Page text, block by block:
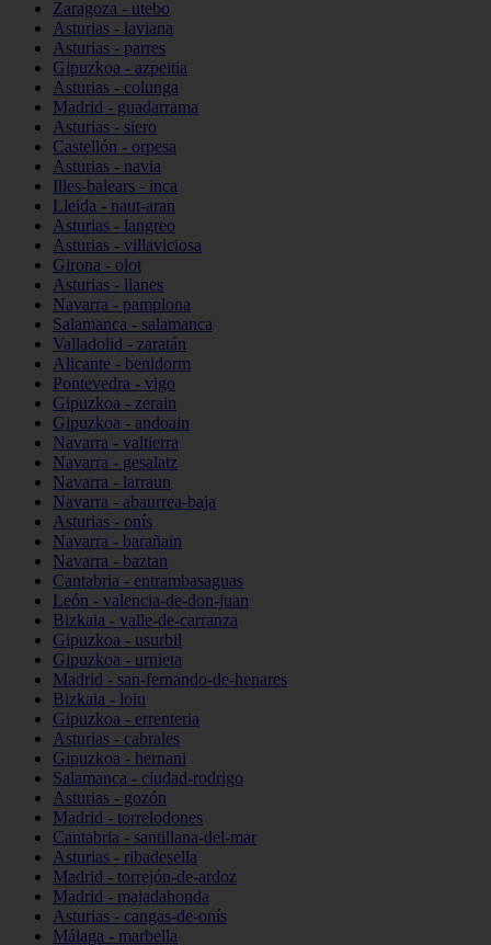
Zaragoza - utebo
Asturias - laviana
Asturias - parres
Gipuzkoa - azpeitia
Asturias - colunga
Madrid - guadarrama
Asturias - siero
Castellón - orpesa
Asturias - navia
Illes-balears - inca
Lleida - naut-aran
Asturias - langreo
Asturias - villaviciosa
Girona - olot
Asturias - llanes
Navarra - pamplona
Salamanca - salamanca
Valladolid - zaratán
Alicante - benidorm
Pontevedra - vigo
Gipuzkoa - zerain
Gipuzkoa - andoain
Navarra - valtierra
Navarra - gesalatz
Navarra - larraun
Navarra - abaurrea-baja
Asturias - onís
Navarra - barañain
Navarra - baztan
Cantabria - entrambasaguas
León - valencia-de-don-juan
Bizkaia - valle-de-carranza
Gipuzkoa - usurbil
Gipuzkoa - urnieta
Madrid - san-fernando-de-henares
Bizkaia - loiu
Gipuzkoa - errenteria
Asturias - cabrales
Gipuzkoa - hernani
Salamanca - ciudad-rodrigo
Asturias - gozón
Madrid - torrelodones
Cantabria - santillana-del-mar
Asturias - ribadesella
Madrid - torrejón-de-ardoz
Madrid - majadahonda
Asturias - cangas-de-onís
Málaga - marbella